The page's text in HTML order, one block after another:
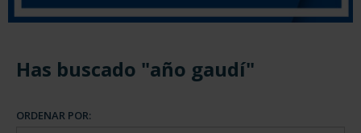
Has buscado "año gaudí"
ORDENAR POR: